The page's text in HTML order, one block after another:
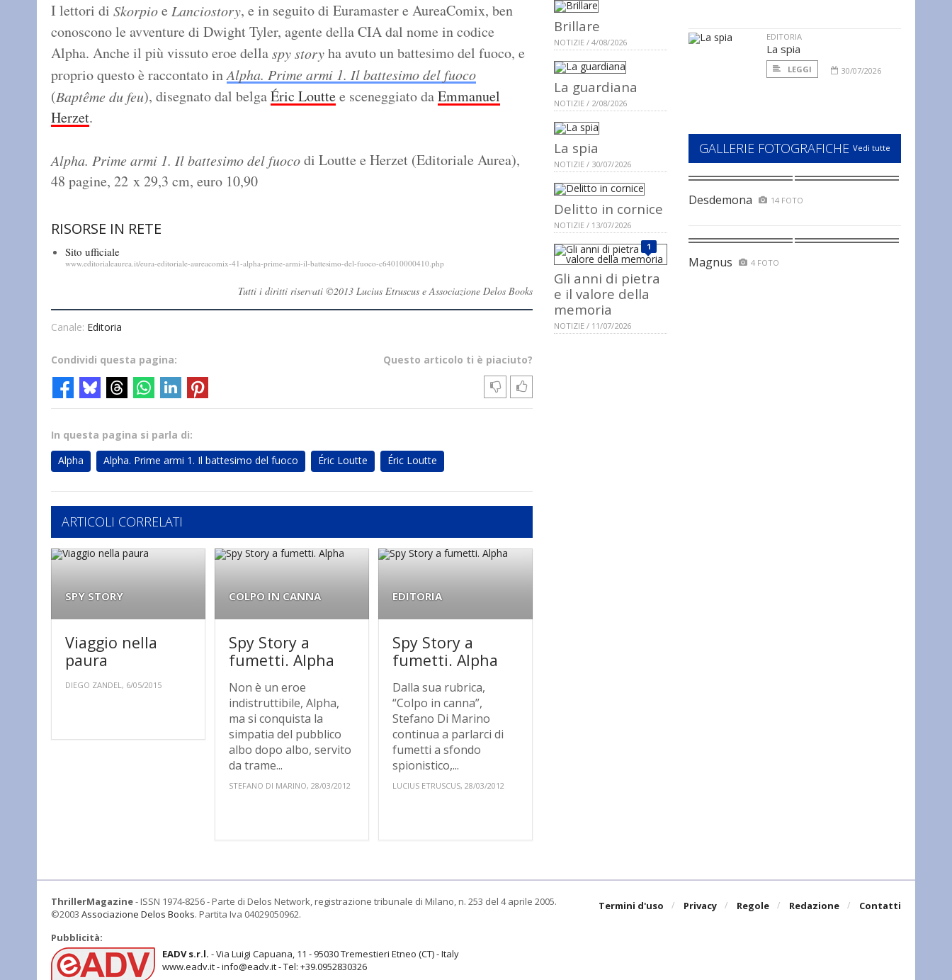
I lettori di Skorpioe Lanciostory, e in seguito di Euramaster e AureaComix, ben
conoscono le avventure di Dwight Tyler, agente della CIA dal nome in codice
Alpha. Anche il più vissuto eroe dellaspy storyha avuto un battesimo del fuoco, e
proprio questo è raccontato inAlpha. Prime armi 1. Il battesimo del fuoco
(Baptême du feu), disegnato dal belgaÉric Louttee sceneggiato daEmmanuel
Herzet.
Alpha. Prime armi 1. Il battesimo del fuocodi Loutte e Herzet (Editoriale Aurea),
48 pagine, 22 x 29,3 cm, euro 10,90
RISORSE IN RETE
Sito ufficiale
www.editorialeaurea.it/eura-editoriale-aureacomix-41-alpha-prime-armi-il-battesimo-del-fuoco-c64010000410.php
Tutti i diritti riservati ©2013 Lucius Etruscus e Associazione Delos Books
Canale: Editoria
Questo articolo ti è piaciuto?
Condividi questa pagina:
In questa pagina si parla di:
Alpha
Alpha. Prime armi 1. Il battesimo del fuoco Éric Loutte Éric Loutte
ARTICOLI CORRELATI
SPY STORY
Viaggio nella
paura
DIEGO ZANDEL, 6/05/2015
COLPO IN CANNA
Spy Story a
fumetti. Alpha
Non è un eroe
indistruttibile, Alpha,
ma si conquista la
simpatia del pubblico
albo dopo albo, servito
da trame...
STEFANO DI MARINO, 28/03/2012
EDITORIA
Spy Story a
fumetti. Alpha
Dalla sua rubrica,
“Colpo in canna”,
Stefano Di Marino
continua a parlarci di
fumetti a sfondo
spionistico,...
LUCIUS ETRUSCUS, 28/03/2012
Brillare
NOTIZIE / 4/08/2026
La guardiana
NOTIZIE / 2/08/2026
La spia
NOTIZIE / 30/07/2026
Delitto in cornice
NOTIZIE / 13/07/2026
1
Gli anni di pietra
e il valore della
memoria
NOTIZIE / 11/07/2026
EDITORIA
La spia
LEGGI 30/07/2026
GALLERIE FOTOGRAFICHE Vedi tutte
Desdemona 14 FOTO
Magnus 4 FOTO
Termini d'uso Privacy Regole Redazione Contatti
ThrillerMagazine- ISSN 1974-8256 - Parte di Delos Network, registrazione tribunale di Milano, n. 253 del 4 aprile 2005.
©2003 Associazione Delos Books. Partita Iva 04029050962.
Pubblicità:
EADV s.r.l. - Via Luigi Capuana, 11 - 95030 Tremestieri Etneo (CT) - Italy
www.eadv.it - info@eadv.it - Tel: +39.0952830326